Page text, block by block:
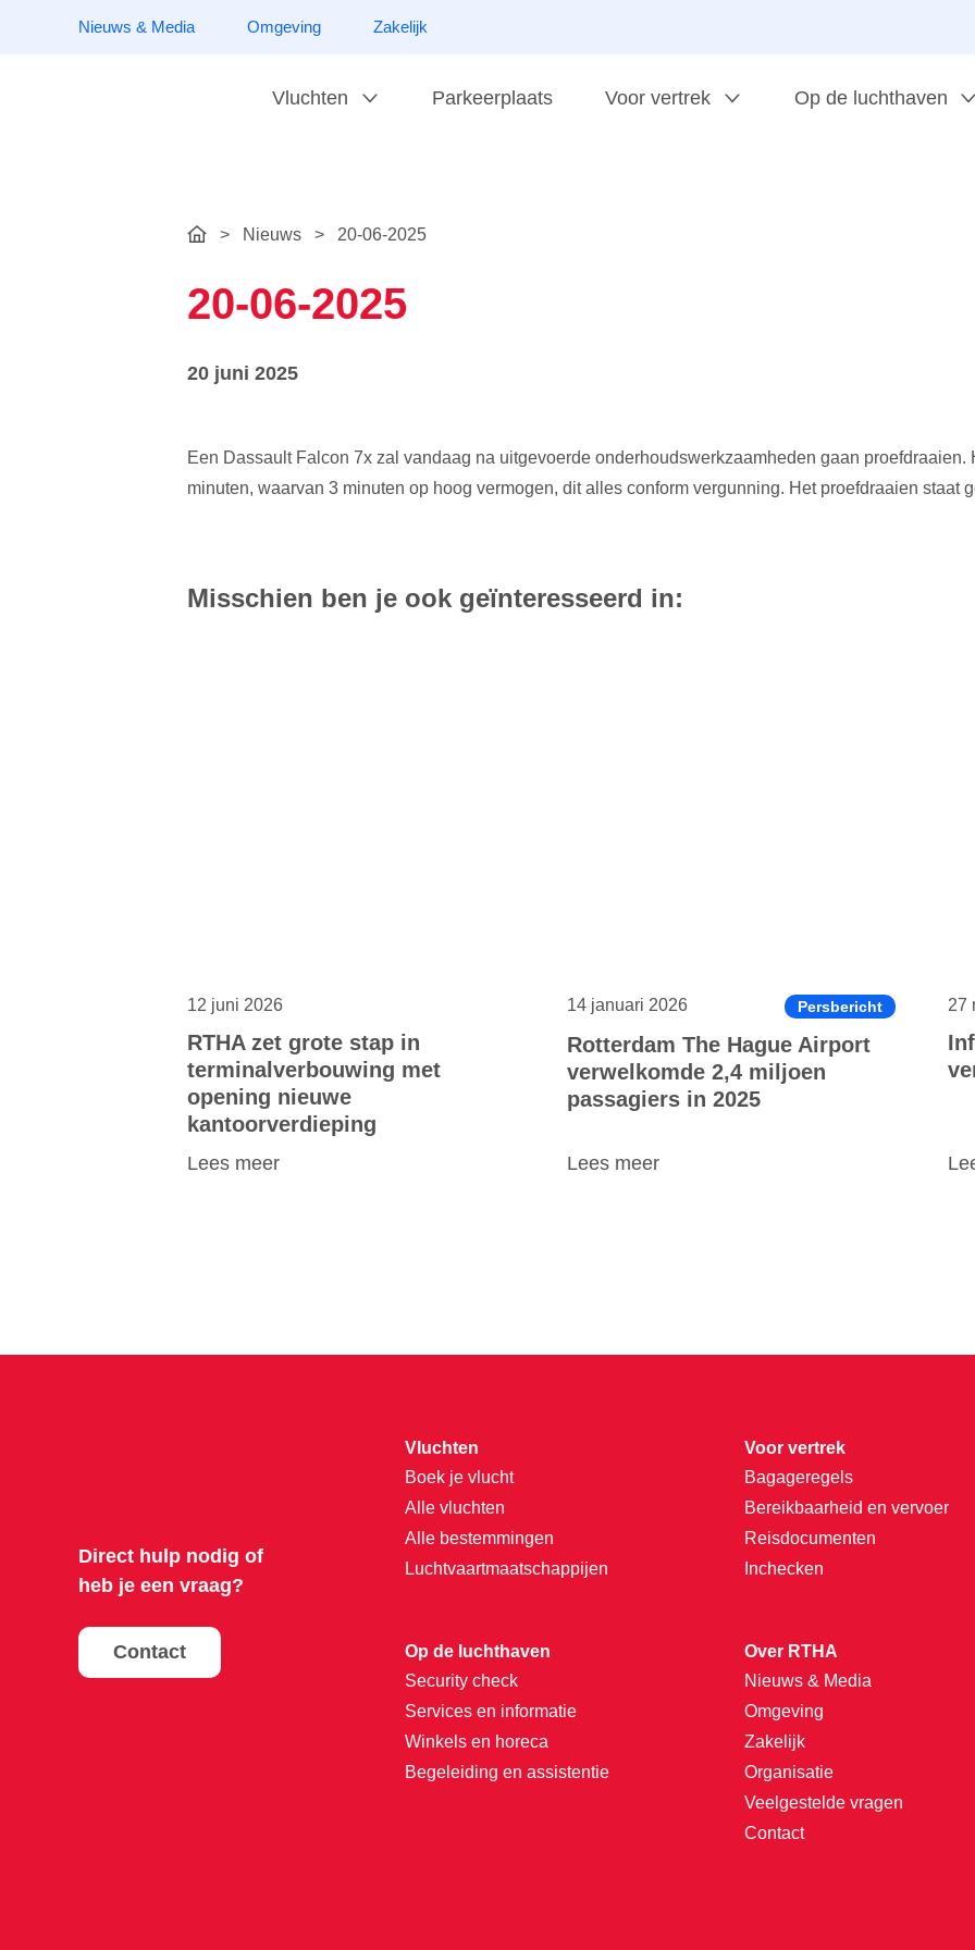
Nieuws & Media Omgeving Zakelijk
Vluchten Parkeerplaats Voor vertrek Op de luchthaven
> Nieuws > 20-06-2025
20-06-2025
20 juni 2025
Een Dassault Falcon 7x zal vandaag na uitgevoerde onderhoudswerkzaamheden gaan proefdraaien.
minuten, waarvan 3 minuten op hoog vermogen, dit alles conform vergunning. Het proefdraaien staat
Misschien ben je ook geïnteresseerd in:
12 juni 2026
RTHA zet grote stap in
terminalverbouwing met
opening nieuwe
kantoorverdieping
Lees meer
14 januari 2026 Persbericht
Rotterdam The Hague Airport
verwelkomde 2,4 miljoen
passagiers in 2025
Lees meer
27
Direct hulp nodig of
heb je een vraag?
Contact
Vluchten
Boek je vlucht
Alle vluchten
Alle bestemmingen
Luchtvaartmaatschappijen
Voor vertrek
Bagageregels
Bereikbaarheid en vervoer
Reisdocumenten
Inchecken
Op de luchthaven
Security check
Services en informatie
Winkels en horeca
Begeleiding en assistentie
Over RTHA
Nieuws & Media
Omgeving
Zakelijk
Organisatie
Veelgestelde vragen
Contact